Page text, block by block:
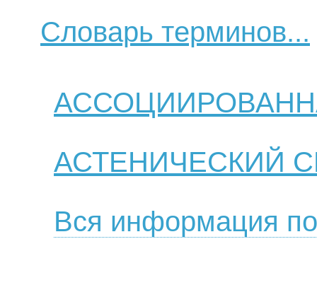
Словарь терминов...
АСТЕНИЧЕСКИЙ
Вся информация